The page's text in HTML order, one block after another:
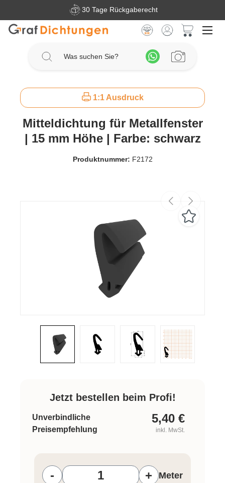
Zum Hauptinhalt springen30 Tage Rückgaberecht
1:1 Ausdruck
Mitteldichtung für Metallfenster
| 15 mm Höhe | Farbe: schwarz
Produktnummer: F2172
Jetzt bestellen beim Profi!
Unverbindliche
Preisempfehlung
5,40 €
inkl. MwSt.
- + Meter